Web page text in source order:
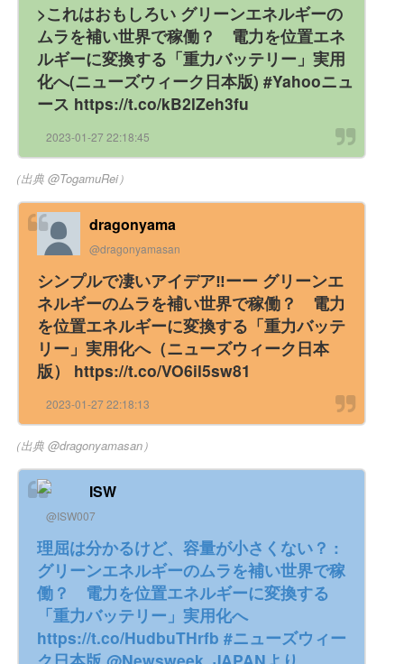
>これはおもしろい グリーンエネルギーの
ムラを補い世界で稼働？ 電力を位置エネ
ルギーに変換する「重力バッテリー」実用
化へ(ニューズウィーク日本版) #Yahooニュ
ース https://t.co/kB2lZeh3fu
2023-01-27 22:18:45
（出典 @TogamuRei）
dragonyama
@dragonyamasan
シンプルで凄いアイデア‼️ーー グリーンエ
ネルギーのムラを補い世界で稼働？ 電力
を位置エネルギーに変換する「重力バッテ
リー」実用化へ（ニューズウィーク日本
版） https://t.co/VO6il5sw81
2023-01-27 22:18:13
（出典 @dragonyamasan）
ISW
@ISW007
理屈は分かるけど、容量が小さくない？ :
グリーンエネルギーのムラを補い世界で稼
働？ 電力を位置エネルギーに変換する
「重力バッテリー」実用化へ
https://t.co/HudbuTHrfb #ニューズウィー